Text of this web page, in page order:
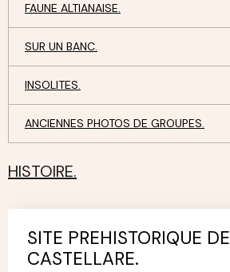
FAUNE ALTIANAISE.
SUR UN BANC.
INSOLITES.
ANCIENNES PHOTOS DE GROUPES.
HISTOIRE.
SITE PREHISTORIQUE DE
CASTELLARE.